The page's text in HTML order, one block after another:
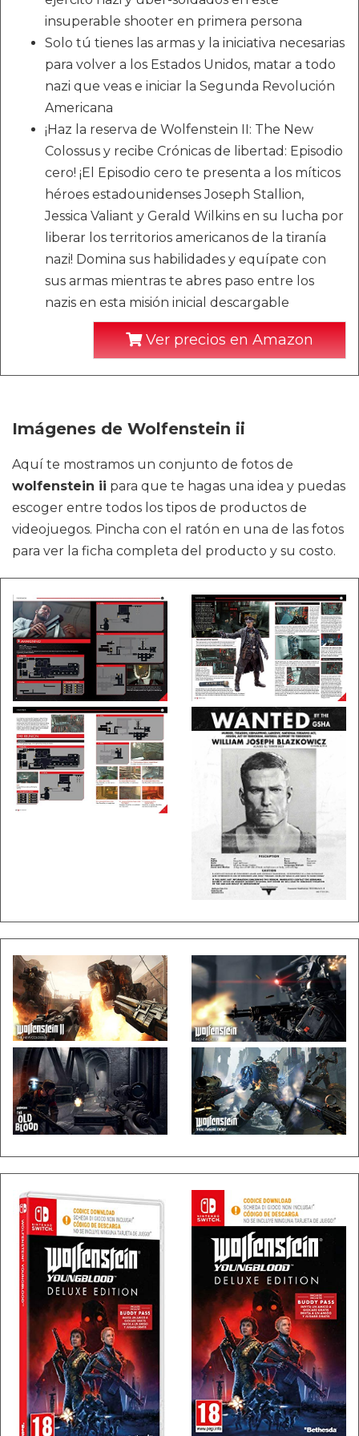
insuperable shooter en primera persona
Solo tú tienes las armas y la iniciativa necesarias
para volver a los Estados Unidos, matar a todo
nazi que veas e iniciar la Segunda Revolución
Americana
¡Haz la reserva de Wolfenstein II: The New
Colossus y recibe Crónicas de libertad: Episodio
cero! ¡El Episodio cero te presenta a los míticos
héroes estadounidenses Joseph Stallion,
Jessica Valiant y Gerald Wilkins en su lucha por
liberar los territorios americanos de la tiranía
nazi! Domina sus habilidades y equípate con
sus armas mientras te abres paso entre los
nazis en esta misión inicial descargable
Ver precios en Amazon
Imágenes de Wolfenstein ii
Aquí te mostramos un conjunto de fotos de
wolfenstein ii para que te hagas una idea y puedas
escoger entre todos los tipos de productos de
videojuegos. Pincha con el ratón en una de las fotos
para ver la ficha completa del producto y su costo.